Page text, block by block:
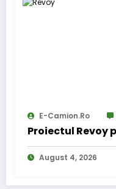
E-Camion.ro
Proiectul Revoy
August 4, 2026